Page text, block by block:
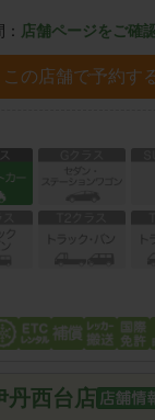
店舗ページをご確
この店舗で予約す
丹西台店